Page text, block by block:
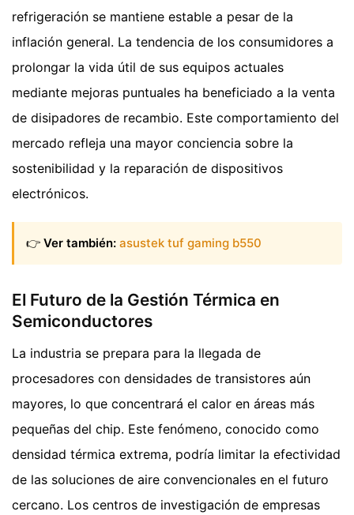
refrigeración se mantiene estable a pesar de la
inflación general. La tendencia de los consumidores a
prolongar la vida útil de sus equipos actuales
mediante mejoras puntuales ha beneficiado a la venta
de disipadores de recambio. Este comportamiento del
mercado refleja una mayor conciencia sobre la
sostenibilidad y la reparación de dispositivos
electrónicos.
👉 Ver también: asustek tuf gaming b550
El Futuro de la Gestión Térmica en
Semiconductores
La industria se prepara para la llegada de
procesadores con densidades de transistores aún
mayores, lo que concentrará el calor en áreas más
pequeñas del chip. Este fenómeno, conocido como
densidad térmica extrema, podría limitar la efectividad
de las soluciones de aire convencionales en el futuro
cercano. Los centros de investigación de empresas